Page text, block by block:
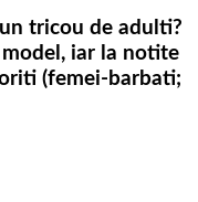
tricou de adulti?
model, iar la notite
(femei-barbati;